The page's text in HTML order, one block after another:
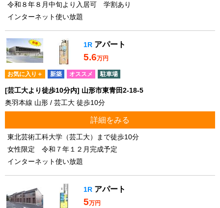
令和８年８月中旬より入居可 学割あり
インターネット使い放題
1R アパート
5.6万円
お気に入り＋ 新築 オススメ 駐車場
[芸工大より徒歩10分内] 山形市東青田2-18-5
奥羽本線 山形 / 芸工大 徒歩10分
詳細をみる
東北芸術工科大学（芸工大）まで徒歩10分
女性限定 令和７年１２月完成予定
インターネット使い放題
1R アパート
5万円